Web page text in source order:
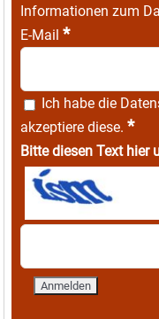
Informationen zum
E-Mail *
Ich habe die
akzeptiere diese. *
Bitte diesen Text hier